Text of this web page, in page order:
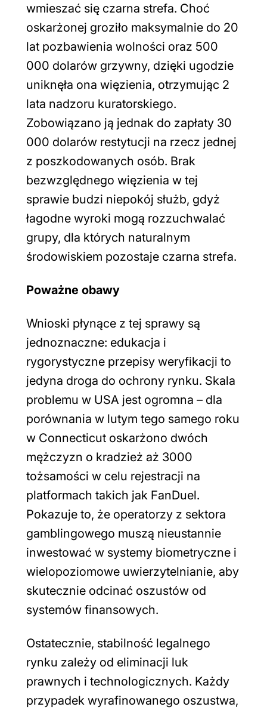
wmieszać się czarna strefa. Choć
oskarżonej groziło maksymalnie do 20
lat pozbawienia wolności oraz 500
000 dolarów grzywny, dzięki ugodzie
uniknęła ona więzienia, otrzymując 2
lata nadzoru kuratorskiego.
Zobowiązano ją jednak do zapłaty 30
000 dolarów restytucji na rzecz jednej
z poszkodowanych osób. Brak
bezwzględnego więzienia w tej
sprawie budzi niepokój służb, gdyż
łagodne wyroki mogą rozzuchwalać
grupy, dla których naturalnym
środowiskiem pozostaje czarna strefa.
Poważne obawy
Wnioski płynące z tej sprawy są
jednoznaczne: edukacja i
rygorystyczne przepisy weryfikacji to
jedyna droga do ochrony rynku. Skala
problemu w USA jest ogromna – dla
porównania w lutym tego samego roku
w Connecticut oskarżono dwóch
mężczyzn o kradzież aż 3000
tożsamości w celu rejestracji na
platformach takich jak FanDuel.
Pokazuje to, że operatorzy z sektora
gamblingowego muszą nieustannie
inwestować w systemy biometryczne i
wielopoziomowe uwierzytelnianie, aby
skutecznie odcinać oszustów od
systemów finansowych.
Ostatecznie, stabilność legalnego
rynku zależy od eliminacji luk
prawnych i technologicznych. Każdy
przypadek wyrafinowanego oszustwa,